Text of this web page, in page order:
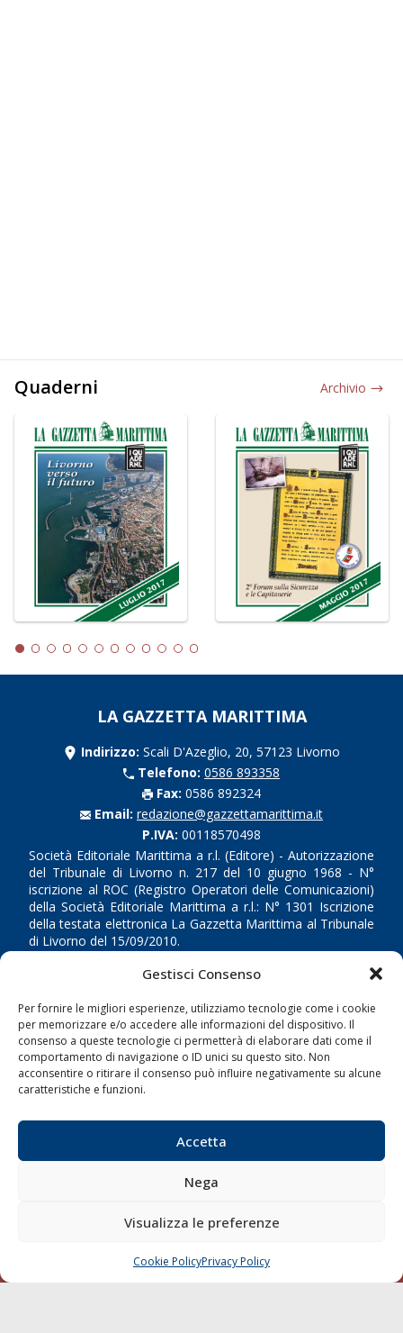
Gestisci Consenso
Per fornire le migliori esperienze, utilizziamo tecnologie come i cookie
per memorizzare e/o accedere alle informazioni del dispositivo. Il
consenso a queste tecnologie ci permetterà di elaborare dati come il
comportamento di navigazione o ID unici su questo sito. Non
acconsentire o ritirare il consenso può influire negativamente su alcune
caratteristiche e funzioni.
Accetta
Nega
Visualizza le preferenze
Cookie PolicyPrivacy Policy
Quaderni Archivio
LA GAZZETTA MARITTIMA
Indirizzo: Scali D'Azeglio, 20, 57123 Livorno
Telefono: 0586 893358
Fax: 0586 892324
Email: redazione@gazzettamarittima.it
P.IVA: 00118570498
Società Editoriale Marittima a r.l. (Editore) - Autorizzazione
del Tribunale di Livorno n. 217 del 10 giugno 1968 - N°
iscrizione al ROC (Registro Operatori delle Comunicazioni)
della Società Editoriale Marittima a r.l.: N° 1301 Iscrizione
della testata elettronica La Gazzetta Marittima al Tribunale
di Livorno del 15/09/2010.
LINK
Shipping
Porti/Interporti
Trasporti
Sostenibilità
Compagnie di Navigazione
Blue economy
Diporto
Contatti
CHIAMA SCRIVI